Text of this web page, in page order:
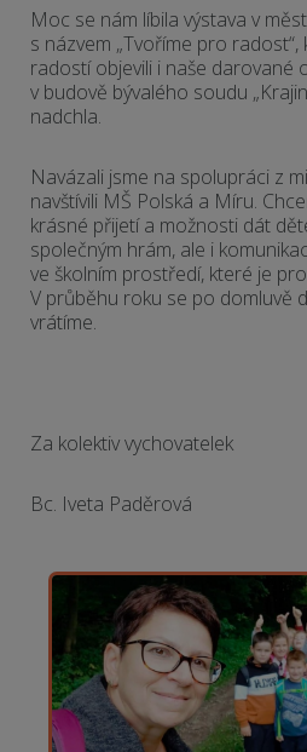
Moc se nám líbila výstava v
s názvem „Tvoříme pro radost“,
radostí objevili i naše darované
v budově bývalého soudu
nadchla.
Navázali jsme na spolupráci z
navštívili MŠ Polská a Míru.
krásné přijetí a možnosti dát
společným hrám, ale i
ve školním prostředí, které je
V průběhu roku se po domluvě
vrátíme.
Za kolektiv vychovatelek
Bc. Iveta Paděrová